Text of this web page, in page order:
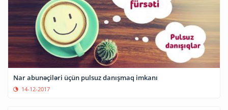
Nar abunəçiləri üçün pulsuz danışmaq imkanı
14-12-2017